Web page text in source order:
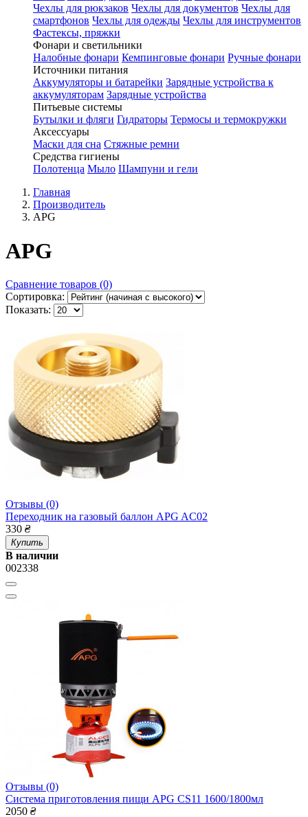
Чехлы для рюкзаков Чехлы для документов Чехлы для
смартфонов Чехлы для одежды Чехлы для инструментов
Фастексы, пряжки
Фонари и светильники
Налобные фонари Кемпинговые фонари Ручные фонари
Источники питания
Аккумуляторы и батарейки Зарядные устройства к
аккумуляторам Зарядные устройства
Питьевые системы
Бутылки и фляги Гидраторы Термосы и термокружки
Аксессуары
Маски для сна Стяжные ремни
Средства гигиены
Полотенца Мыло Шампуни и гели
Главная
Производитель
APG
APG
Сравнение товаров (0)
Сортировка:
Показать:
Отзывы (0)
Переходник на газовый баллон APG AC02
330 ₴
Купить
В наличии
002338
Отзывы (0)
Система приготовления пищи APG CS11 1600/1800мл
2050 ₴